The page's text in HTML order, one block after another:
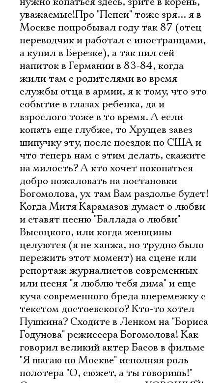
уважаемые!Про "Пепси" тоже зря... я в
Москве попробывал году так 87 (отец
переводчик и работал с иностранцами,
а купил в Березке), а так пил сей
напиток в Германии в 83-84, когда
жили там с родителями во время
службы отца в армии, я к тому, что это
событие в глазах ребенка, да и
взрослого тоже в то время. А если
копать еще глубже, то Хрущев завез
шипучку эту, после поездок по США и
что теперь нам с этим делать, скажите
на милость? А кто хочет покопаться
добро пожаловать на постановки
Богомолова, ух там Вам раздолье будет!
Когда Митя Карамазов думает о любви
и ставят песню "Баллада о любви"
Высоцкого, или когда женщины
целуются (я не ханжа, но трудно было
пережить этот момент) на сцене или
репортаж журналистов современных
или песня "я люблю тебя дима" и еще
куча современного бреда вперемежку с
текстом достоевского? Кто-то хотел
Пушкина? Сходите в Ленком на "Бориса
Годунова" режиссера Богомолова! Как
говорил великий актер Басов в фильме
"Я шагаю по Москве" исполняя роль
полотера "О, сюжет, а ты говоришь!"